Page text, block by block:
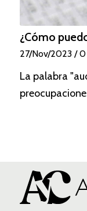
¿Cómo
27/Nov/2023 / 0
La palabra